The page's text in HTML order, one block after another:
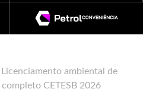
Licenciamento ambiental de
CETESB 2026